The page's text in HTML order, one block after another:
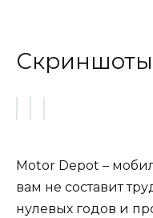
Скриншоты
Motor Depot –
вам не составит
нулевых годов и